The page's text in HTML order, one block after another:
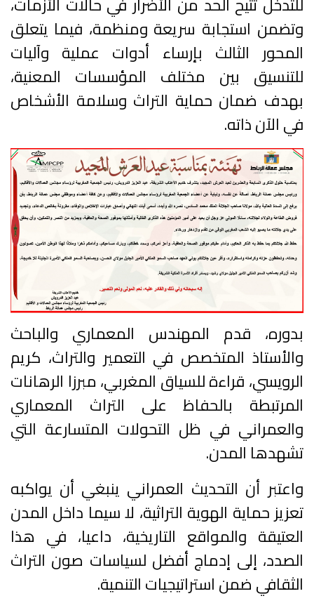
وتضمن استجابة سريعة ومنظمة، فيما يتعلق
المحور الثالث بإرساء أدوات عملية وآليات
للتنسيق بين مختلف المؤسسات المعنية،
بهدف ضمان حماية التراث وسلامة الأشخاص
في الآن ذاته.
بدوره، قدم المهندس المعماري والباحث
والأستاذ المتخصص في التعمير والتراث، كريم
الرويسي، قراءة للسياق المغربي، مبرزا الرهانات
المرتبطة بالحفاظ على التراث المعماري
والعمراني في ظل التحولات المتسارعة التي
تشهدها المدن.
واعتبر أن التحديث العمراني ينبغي أن يواكبه
تعزيز حماية الهوية التراثية، لا سيما داخل المدن
العتيقة والمواقع التاريخية، داعيا، في هذا
الصدد، إلى إدماج أفضل لسياسات صون التراث
الثقافي ضمن استراتيجيات التنمية.